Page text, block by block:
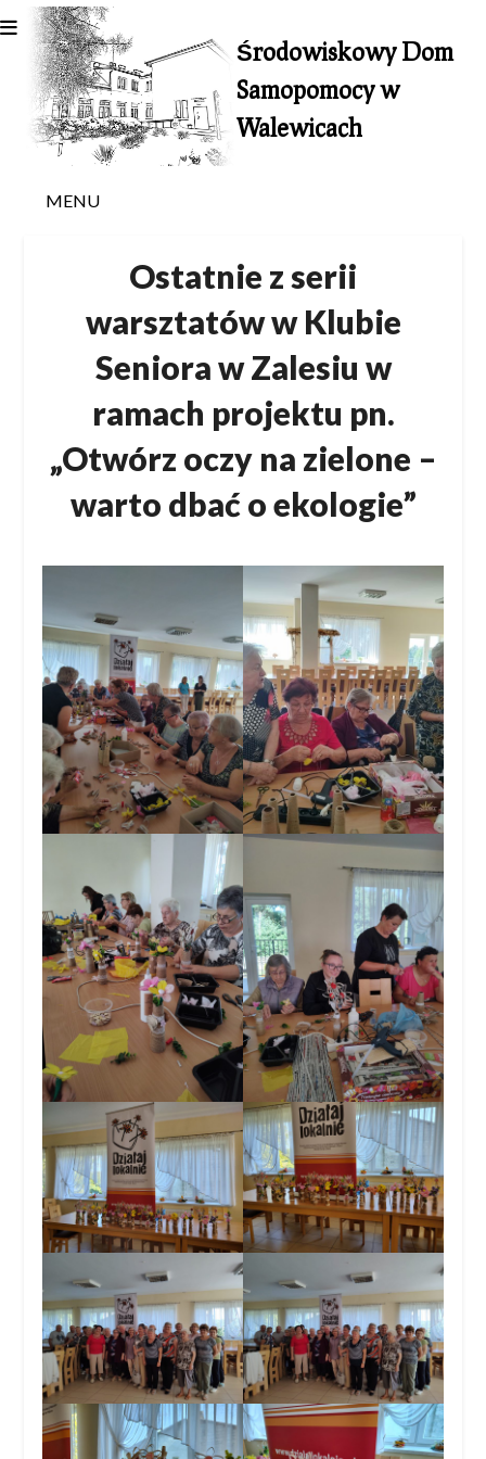
to
content
Środowiskowy Dom
Samopomocy w
Walewicach
MENU
Ostatnie z serii
warsztatów w Klubie
Seniora w Zalesiu w
ramach projektu pn.
„Otwórz oczy na zielone –
warto dbać o ekologie”